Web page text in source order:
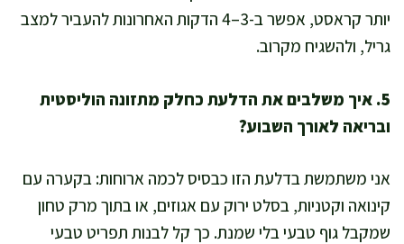
יותר קראסט, אפשר ב-3–4 הדקות האחרונות להעביר למצב
גריל, ולהשגיח מקרוב.
5. איך משלבים את הדלעת כחלק מתזונה הוליסטית
ובריאה לאורך השבוע?
אני משתמשת בדלעת הזו כבסיס לכמה ארוחות: בקערה עם
קינואה וקטניות, בסלט ירוק עם אגוזים, או בתוך מרק טחון
שמקבל גוף טבעי בלי שמנת. כך קל לבנות תפריט טבעי